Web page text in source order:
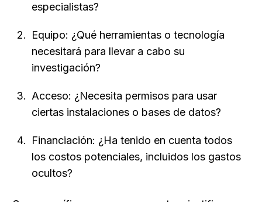
especialistas?
Equipo: ¿Qué herramientas o tecnología
necesitará para llevar a cabo su
investigación?
Acceso: ¿Necesita permisos para usar
ciertas instalaciones o bases de datos?
Financiación: ¿Ha tenido en cuenta todos
los costos potenciales, incluidos los gastos
ocultos?